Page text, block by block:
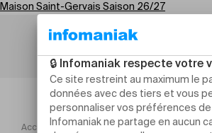
Maison Saint-Gervais Saison 26/27
Accueil Maison Saint Gervais Saison 2627